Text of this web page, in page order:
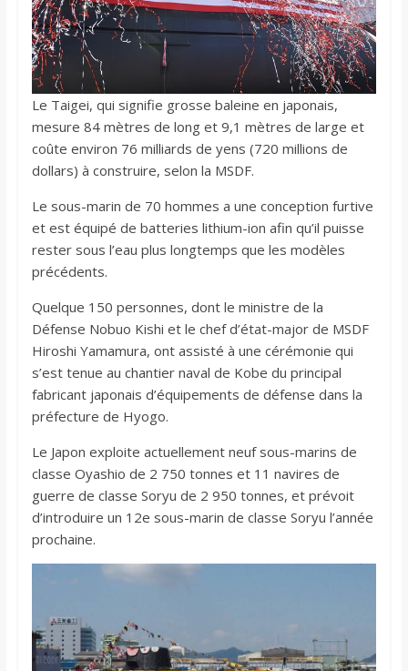
Le Taigei, qui signifie grosse baleine en japonais,
mesure 84 mètres de long et 9,1 mètres de large et
coûte environ 76 milliards de yens (720 millions de
dollars) à construire, selon la MSDF.
Le sous-marin de 70 hommes a une conception furtive
et est équipé de batteries lithium-ion afin qu’il puisse
rester sous l’eau plus longtemps que les modèles
précédents.
Quelque 150 personnes, dont le ministre de la
Défense Nobuo Kishi et le chef d’état-major de MSDF
Hiroshi Yamamura, ont assisté à une cérémonie qui
s’est tenue au chantier naval de Kobe du principal
fabricant japonais d’équipements de défense dans la
préfecture de Hyogo.
Le Japon exploite actuellement neuf sous-marins de
classe Oyashio de 2 750 tonnes et 11 navires de
guerre de classe Soryu de 2 950 tonnes, et prévoit
d’introduire un 12e sous-marin de classe Soryu l’année
prochaine.